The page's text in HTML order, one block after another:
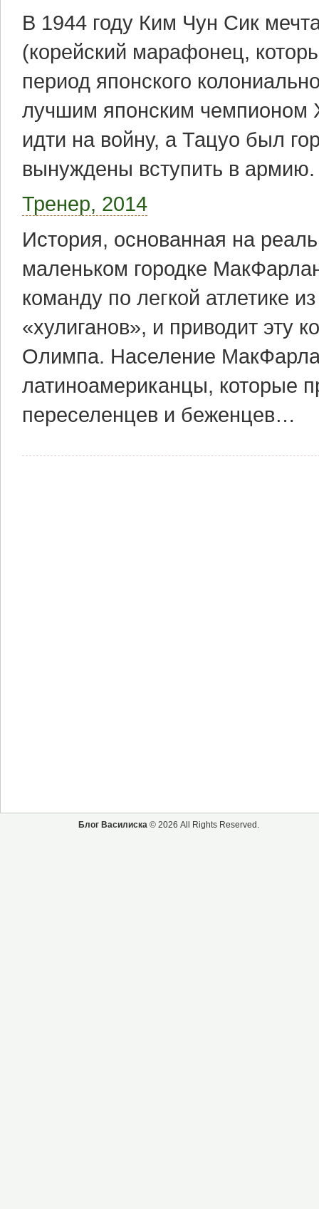
В 1944 году Ким Чун Сик
(корейский марафонец,
период японского
лучшим японским чемпионом
идти на войну, а Тацуо был
вынуждены вступить в армию.
Тренер, 2014
История, основанная на
маленьком городке
команду по легкой атлетике
«хулиганов», и приводит эту
Олимпа. Население
латиноамериканцы, которые
переселенцев и беженцев…
Блог Василиска © 2026 All Rights Reserved.